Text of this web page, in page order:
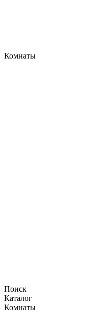
Комнаты
Поиск
Каталог
Комнаты